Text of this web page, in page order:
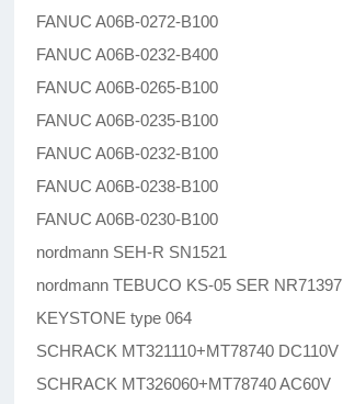
FANUC A06B-0272-B100
FANUC A06B-0232-B400
FANUC A06B-0265-B100
FANUC A06B-0235-B100
FANUC A06B-0232-B100
FANUC A06B-0238-B100
FANUC A06B-0230-B100
nordmann SEH-R SN1521
nordmann TEBUCO KS-05 SER NR71397
KEYSTONE type 064
SCHRACK MT321110+MT78740 DC110V
SCHRACK MT326060+MT78740 AC60V